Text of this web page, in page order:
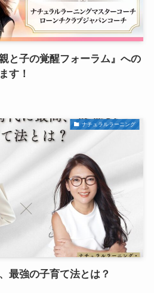
と子の覚醒フォーラム』への
す！
ナチュラルラーニング
最強の子育て法とは？